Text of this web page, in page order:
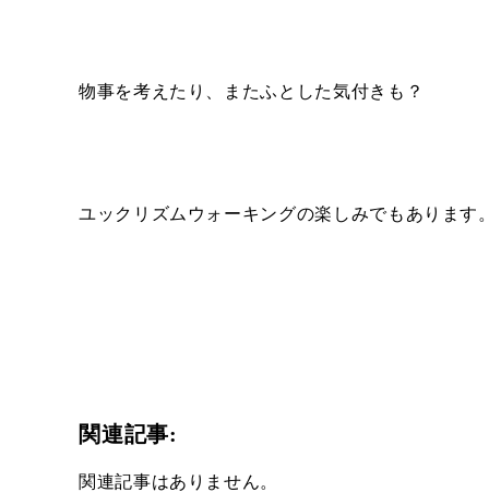
物事を考えたり、またふとした気付きも？
ユックリズムウォーキングの楽しみでもあります。
関連記事:
関連記事はありません。